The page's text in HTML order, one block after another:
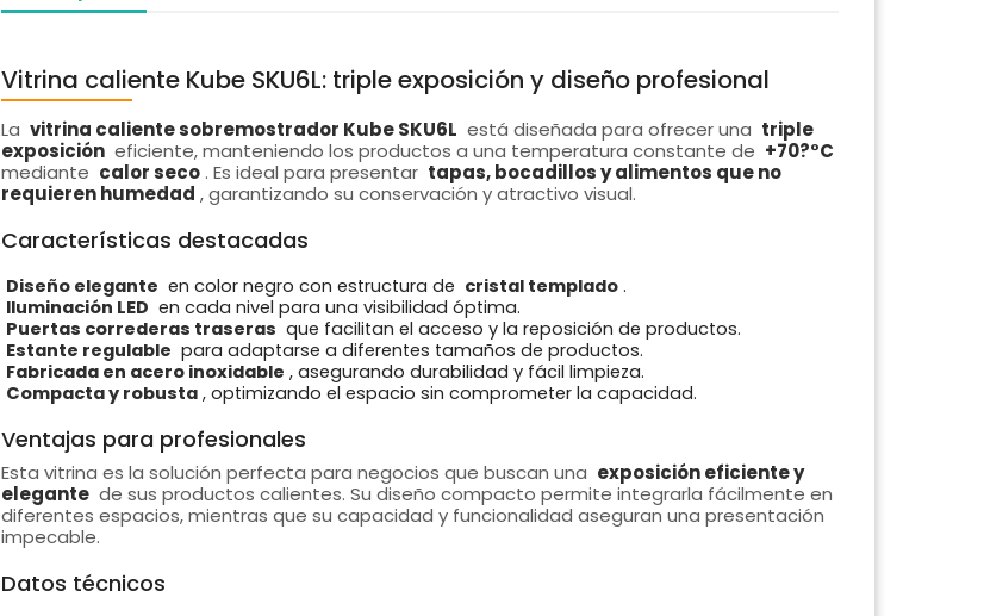
Vitrina caliente Kube SKU6L: triple exposición y diseño profesional
La vitrina caliente sobremostrador Kube SKU6L está diseñada para ofrecer una triple
exposición eficiente, manteniendo los productos a una temperatura constante de +70?°C
mediante calor seco . Es ideal para presentar tapas, bocadillos y alimentos que no
requieren humedad , garantizando su conservación y atractivo visual.
Características destacadas
Diseño elegante en color negro con estructura de cristal templado .
Iluminación LED en cada nivel para una visibilidad óptima.
Puertas correderas traseras que facilitan el acceso y la reposición de productos.
Estante regulable para adaptarse a diferentes tamaños de productos.
Fabricada en acero inoxidable , asegurando durabilidad y fácil limpieza.
Compacta y robusta , optimizando el espacio sin comprometer la capacidad.
Ventajas para profesionales
Esta vitrina es la solución perfecta para negocios que buscan una exposición eficiente y
elegante de sus productos calientes. Su diseño compacto permite integrarla fácilmente en
diferentes espacios, mientras que su capacidad y funcionalidad aseguran una presentación
impecable.
Datos técnicos